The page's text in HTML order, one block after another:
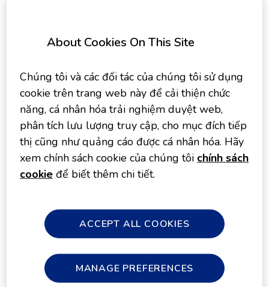
trường hợp mẹ không thể sinh thường qua ngả âm đạo.
Tuy nhiên, hiện cũng có nhiều lo ngại về tác động của sinh
mổ đối với sức khỏe của bà mẹ và trẻ sơ sinh. Đối với mẹ
sinh mổ, thời gian nằm viện dài hơn, phục hồi sức khỏe chậm
hơn, tăng chi phí chăm sóc y tế, sự chăm sóc cho con và nuôi
con bằng sữa mẹ cũng bị ảnh hưởng.
2. Những nguy cơ sức khỏe đối với trẻ sinh
- Đối với miễn dịch & hô hấp: Đường tiêu hóa tập trung từ
70-80% tế bào miễn dịch. Trẻ sinh mổ có lượng lợi khuẩn
đường tiêu hóa Bifidobacterium giảm đáng kể tác động đến
trục não ruột miễn dịch, gây ra những nguy cơ sức khỏe cho
trẻ trong ngắn hạn và lâu dài. Ngoài ra trẻ sinh mổ có nguy
About Cookies On This Site
Chúng tôi và các đối tác của chúng tôi sử dụng
cookie trên trang web này để cải thiện chức
năng, cá nhân hóa trải nghiệm duyệt web,
phân tích lưu lượng truy cập, cho mục đích tiếp
thị cũng như quảng cáo được cá nhân hóa. Hãy
xem chính sách cookie của chúng tôichính sách
cookie để biết thêm chi tiết.
MANAGE PREFERENCES
ACCEPT ALL COOKIES